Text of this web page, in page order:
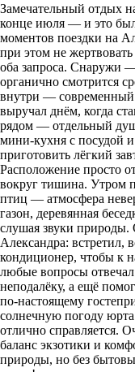
Замечательный отдых
конце июля — и это
моментов поездки на
при этом не
оба запроса. Снаружи
органично смотрится
внутри — современный
выручал днём, когда
рядом — отдельный
мини‑кухня с посудой
приготовить лёгкий
Расположение просто
вокруг тишина. Утром
птиц — атмосфера
газон, деревянная
слушая звуки природы.
Александра: встретил,
кондиционер, чтобы к
любые вопросы отвечал
неподалёку, а ещё
по‑настоящему
солнечную погоду
отлично справляется.
баланс экзотики и
природы, но без